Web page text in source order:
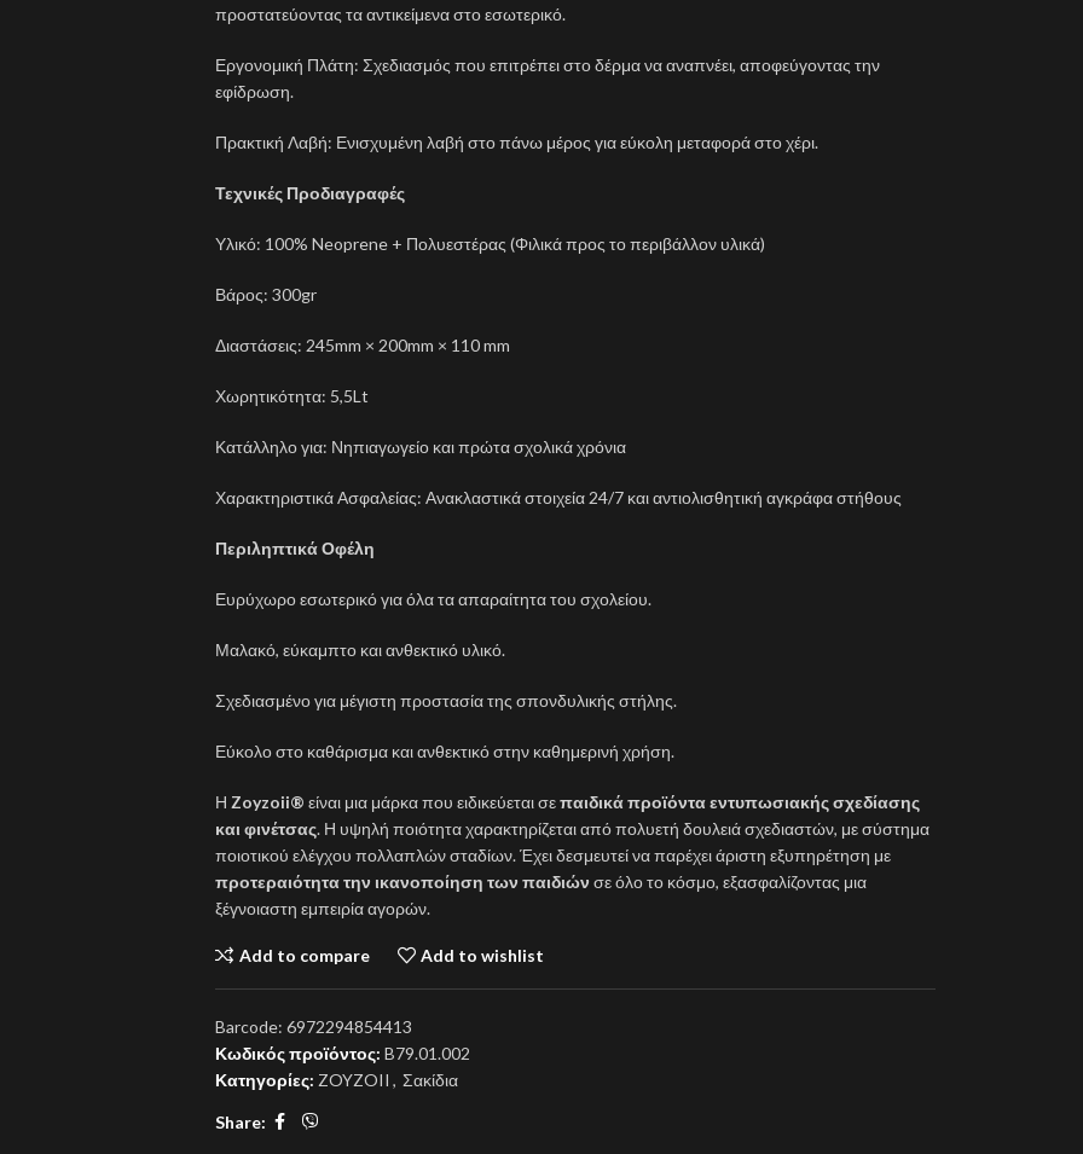
προστατεύοντας τα αντικείμενα στο εσωτερικό.
Εργονομική Πλάτη: Σχεδιασμός που επιτρέπει στο δέρμα να αναπνέει, αποφεύγοντας την
εφίδρωση.
Πρακτική Λαβή: Ενισχυμένη λαβή στο πάνω μέρος για εύκολη μεταφορά στο χέρι.
Τεχνικές Προδιαγραφές
Υλικό: 100% Neoprene + Πολυεστέρας (Φιλικά προς το περιβάλλον υλικά)
Βάρος: 300gr
Διαστάσεις: 245mm × 200mm × 110 mm
Χωρητικότητα: 5,5Lt
Κατάλληλο για: Νηπιαγωγείο και πρώτα σχολικά χρόνια
Χαρακτηριστικά Ασφαλείας: Ανακλαστικά στοιχεία 24/7 και αντιολισθητική αγκράφα στήθους
Περιληπτικά Οφέλη
Ευρύχωρο εσωτερικό για όλα τα απαραίτητα του σχολείου.
Μαλακό, εύκαμπτο και ανθεκτικό υλικό.
Σχεδιασμένο για μέγιστη προστασία της σπονδυλικής στήλης.
Εύκολο στο καθάρισμα και ανθεκτικό στην καθημερινή χρήση.
Η Zoyzoii® είναι μια μάρκα που ειδικεύεται σεπαιδικά προϊόντα εντυπωσιακής σχεδίασης
και φινέτσας. Η υψηλή ποιότητα χαρακτηρίζεται από πολυετή δουλειά σχεδιαστών, με σύστημα
ποιοτικού ελέγχου πολλαπλών σταδίων. Έχει δεσμευτεί να παρέχει άριστη εξυπηρέτηση με
προτεραιότητα την ικανοποίηση των παιδιών σε όλο το κόσμο, εξασφαλίζοντας μια
ξέγνοιαστη εμπειρία αγορών.
Add to compare Add to wishlist
Barcode: 6972294854413
Κωδικός προϊόντος: B79.01.002
Κατηγορίες: ZOYZOII , Σακίδια
Share: